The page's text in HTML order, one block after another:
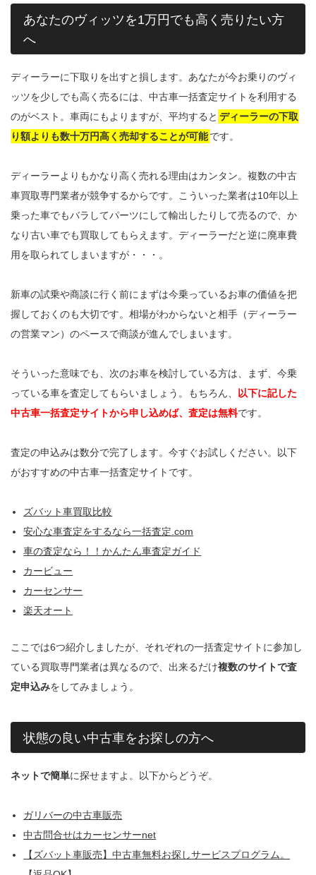
あなたのヴィッツを1万円でも高く売りたい方
へ
ディーラーに下取りを出すと損します。あなたが今お乗りのヴィ
ッツを少しでも高く売るには、中古車一括査定サイトを利用する
のがベスト。車両にもよりますが、平均すると ディーラーの下取
り額よりも数十万円高く売却することが可能です。
ディーラーよりもかなり高く売れる理由はカンタン。複数の中古
車買取専門業者が競争するからです。こういった業者は10年以上
乗った車でもバラしてパーツにして輸出したりして売るので、か
なり古い車でも買取してもらえます。ディーラーだと逆に廃車費
用を取られてしまいますが・・・。
新車の試乗や商談に行く前にまずは今乗っているお車の価値を把
握しておくのも大切です。相場がわからないと相手（ディーラー
の営業マン）のペースで商談が進んでしまいます。
そういった意味でも、次のお車を検討している方は、まず、今乗
っている車を査定してもらいましょう。もちろん、
以下に記した
中古車一括査定サイトから申し込めば、査定は無料です。
査定の申込みは数分で完了します。今すぐお試しください。以下
がおすすめの中古車一括査定サイトです。
ズバット車買取比較
安心な車査定をするなら一括査定.com
車の査定なら！！かんたん車査定ガイド
カービュー
カーセンサー
楽天オート
ここでは6つ紹介しましたが、それぞれの一括査定サイトに参加し
ている買取専門業者は異なるので、出来るだけ複数のサイトで査
定申込みをしてみましょう。
状態の良い中古車をお探しの方へ
ネットで簡単に探せますよ。以下からどうぞ。
ガリバーの中古車販売
中古問合せはカーセンサーnet
【ズバット車販売】中古車無料お探しサービスプログラム。